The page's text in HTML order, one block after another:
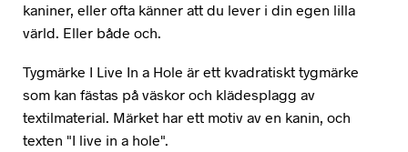
kaniner, eller ofta känner att du lever i din egen lilla
värld. Eller både och.
Tygmärke I Live In a Hole är ett kvadratiskt tygmärke
som kan fästas på väskor och klädesplagg av
textilmaterial. Märket har ett motiv av en kanin, och
texten "I live in a hole".